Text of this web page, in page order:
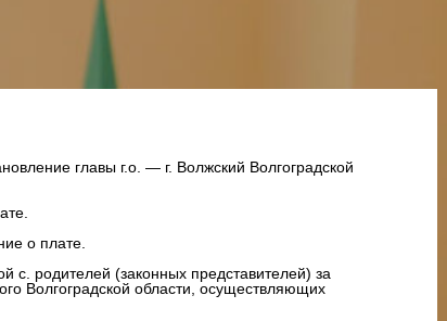
главы г.о. — г. Волжский Волгоградской
о плате.
с. родителей (законных представителей) за
Волгоградской области, осуществляющих